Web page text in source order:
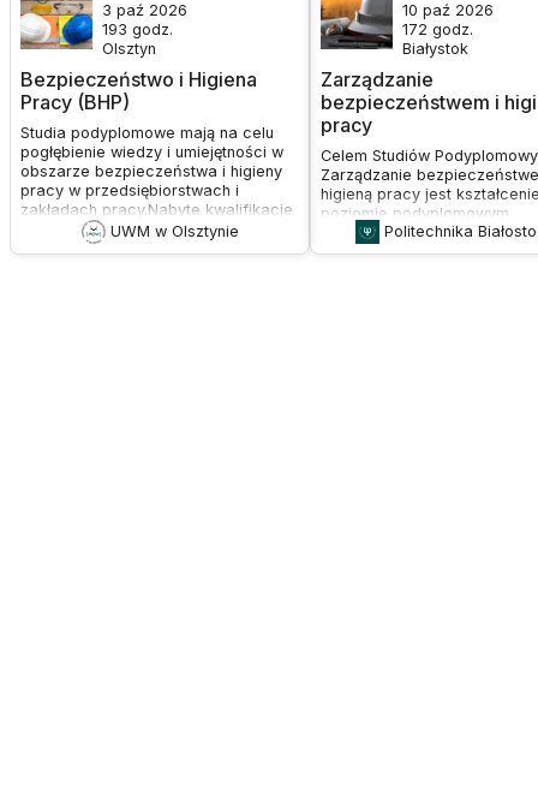
Bezpieczeństwo i Higiena
Pracy (BHP)
3 paź 2026
193 godz.
Olsztyn
Studia podyplomowe mają na celu
pogłębienie wiedzy i umiejętności w
obszarze bezpieczeństwa i higieny
pracy w przedsiębiorstwach i
zakładach pracy.Nabyte kwalifikacje
pozwalają uzyskać zatrudnienie na
stanowisku starszego inspektora,
UWM w Olsztynie
Zarządzanie
bezpieczeństwem i
pracy
10 paź 2026
172 godz.
Białystok
Celem Studiów
Zarządzanie
higieną pracy jest
poziomie podyplomowym
pracowników służb bhp
zainteresowanych
Politechnika